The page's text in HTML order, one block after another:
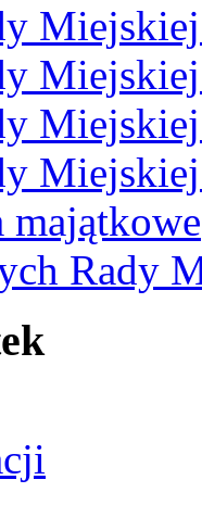
majątkowe
Rady